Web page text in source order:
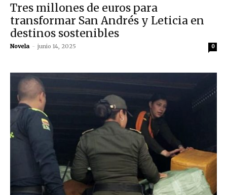
Tres millones de euros para
transformar San Andrés y Leticia en
destinos sostenibles
Novela - junio 14, 2025 0